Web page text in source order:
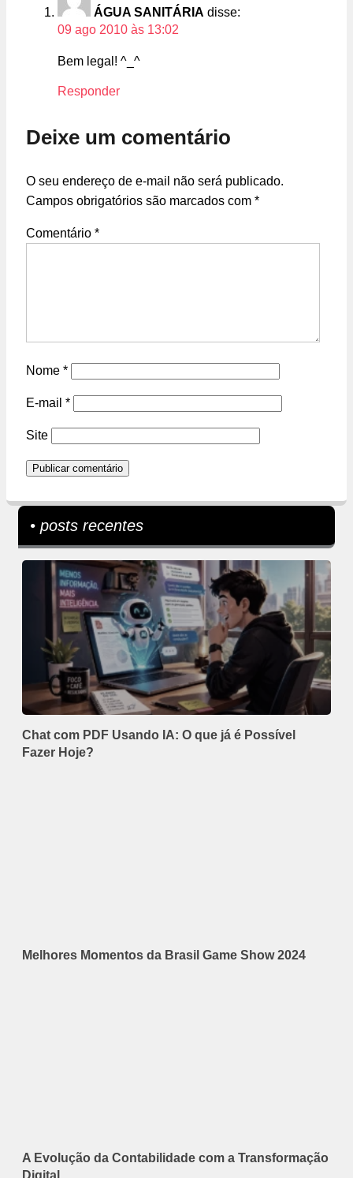
ÁGUA SANITÁRIA disse:
09 ago 2010 às 13:02
Bem legal! ^_^
Responder
Deixe um comentário
O seu endereço de e-mail não será publicado.
Campos obrigatórios são marcados com *
Comentário *
Nome *
E-mail *
Site
• posts recentes
Chat com PDF Usando IA: O que já é Possível
Fazer Hoje?
Melhores Momentos da Brasil Game Show 2024
A Evolução da Contabilidade com a Transformação
Digital